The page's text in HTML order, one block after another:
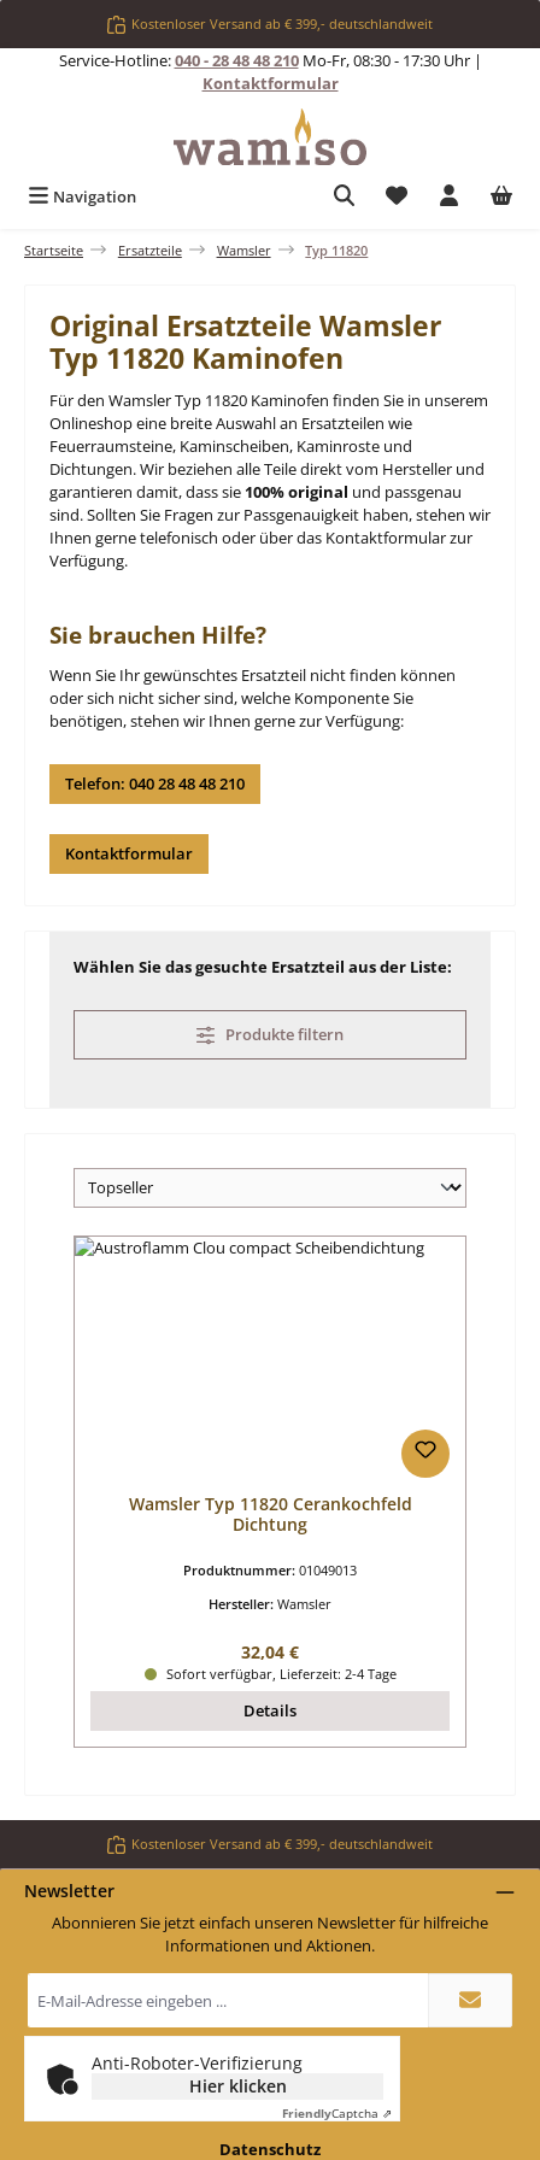
Zum Hauptinhalt springenKostenloser Versand ab € 399,- deutschlandweit
Service-Hotline:040 - 28 48 48 210Mo-Fr, 08:30 - 17:30 Uhr |
Kontaktformular
Navigation Du hast 0
Startseite Ersatzteile Wamsler Typ 11820
Original Ersatzteile Wamsler
Typ 11820 Kaminofen
Für den Wamsler Typ 11820 Kaminofen finden Sie in unserem
Onlineshop eine breite Auswahl an Ersatzteilen wie
Feuerraumsteine, Kaminscheiben, Kaminroste und
Dichtungen. Wir beziehen alle Teile direkt vom Hersteller und
garantieren damit, dass sie 100% original und passgenau
sind. Sollten Sie Fragen zur Passgenauigkeit haben, stehen wir
Ihnen gerne telefonisch oder über das Kontaktformular zur
Verfügung.
Sie brauchen Hilfe?
Wenn Sie Ihr gewünschtes Ersatzteil nicht finden können
oder sich nicht sicher sind, welche Komponente Sie
benötigen, stehen wir Ihnen gerne zur Verfügung:
Telefon: 040 28 48 48 210
Kontaktformular
Wählen Sie das gesuchte Ersatzteil aus der Liste:
Produkte filtern
Wamsler Typ 11820 Cerankochfeld
Dichtung
Produktnummer: 01049013
Hersteller: Wamsler
Regulärer Preis:
32,04 €
Sofort verfügbar, Lieferzeit: 2-4 Tage
Details
Kostenloser Versand ab € 399,- deutschlandweit
Newsletter
Abonnieren Sie jetzt einfach unseren Newsletter für hilfreiche
Informationen und Aktionen.
Mail-
Adresse
*
Anti-Roboter-Verifizierung
Hier klicken
FriendlyCaptcha ⇗
Datenschutz